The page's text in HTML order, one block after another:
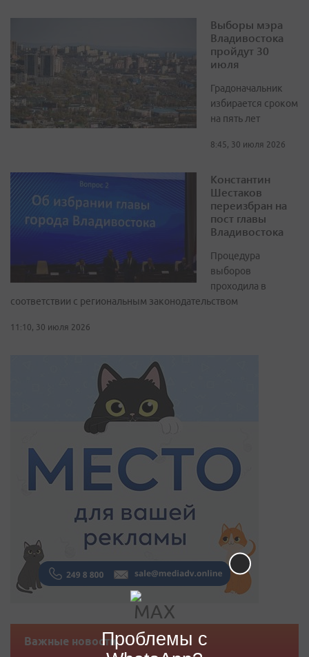
Выборы мэра
Владивостока
пройдут 30
июля
Градоначальник
избирается сроком
на пять лет
8:45, 30 июля 2026
Константин
Шестаков
переизбран на
пост главы
Владивостока
Процедура
выборов
проходила в
соответствии с региональным законодательством
11:10, 30 июля 2026
Важные новостиПроблемы с